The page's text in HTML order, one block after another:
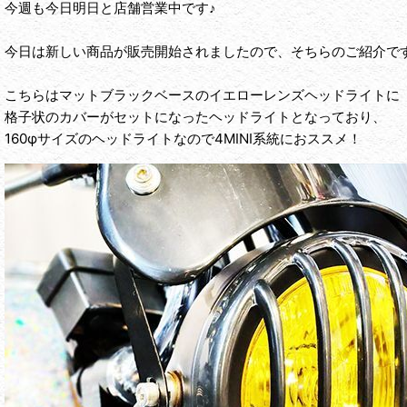
今週も今日明日と店舗営業中です♪
今日は新しい商品が販売開始されましたので、そちらのご紹介で
こちらはマットブラックベースのイエローレンズヘッドライトに
格子状のカバーがセットになったヘッドライトとなっており、
160φサイズのヘッドライトなので4MINI系統におススメ！